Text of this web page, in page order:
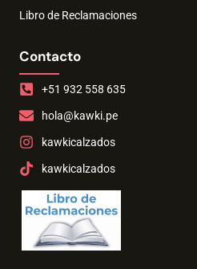
Libro de Reclamaciones
Contacto
+51 932 558 635
hola@kawki.pe
kawkicalzados
kawkicalzados